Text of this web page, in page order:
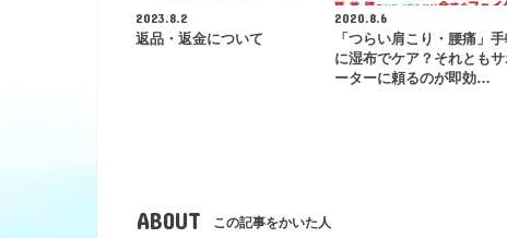
2023.8.2
返品・返金について
2020.8.6
「つらい肩こり・腰痛」
に湿布でケア？それとも
ーターに頼るのが即効…
ABOUT この記事をかいた人